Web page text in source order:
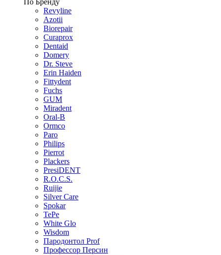
По Бренду
Revyline
Azotii
Biorepair
Curaprox
Dentaid
Domery
Dr. Steve
Erin Haiden
Fittydent
Fuchs
GUM
Miradent
Oral-B
Ormco
Paro
Philips
Pierrot
Plackers
PresiDENT
R.O.C.S.
Ruijie
Silver Care
Spokar
TePe
White Glo
Wisdom
Пародонтол Prof
Профессор Персин